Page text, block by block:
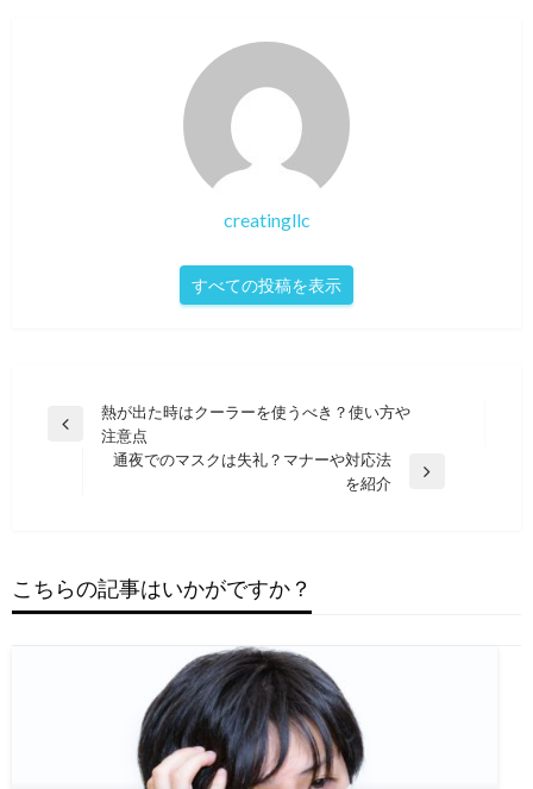
creatingllc
すべての投稿を表示
投
ー
シ
熱が出た時はクーラーを使うべき？使い方や
注意点
通夜でのマスクは失礼？マナーや対応法
を紹介
こちらの記事はいかがですか？